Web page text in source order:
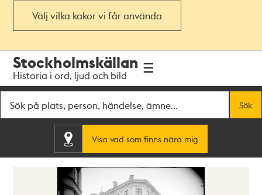
Välj vilka kakor vi får använda
navigationen
huvudinnehållet
Stockholmskällan
Historia i ord, ljud och bild
Sök
Visa vad som finns nära mig